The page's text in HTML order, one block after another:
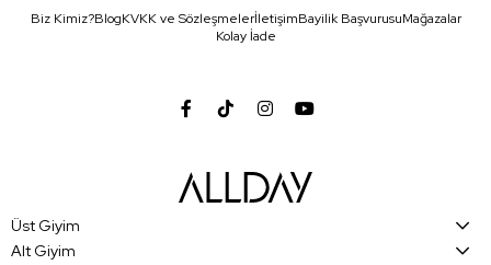
Biz Kimiz?BlogKVKK ve SözleşmelerİletişimBayilik BaşvurusuMağazalar
Kolay İade
Üst Giyim
Alt Giyim